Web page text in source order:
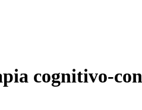
cognitivo-